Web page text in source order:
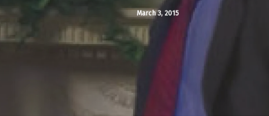
March 3, 2015